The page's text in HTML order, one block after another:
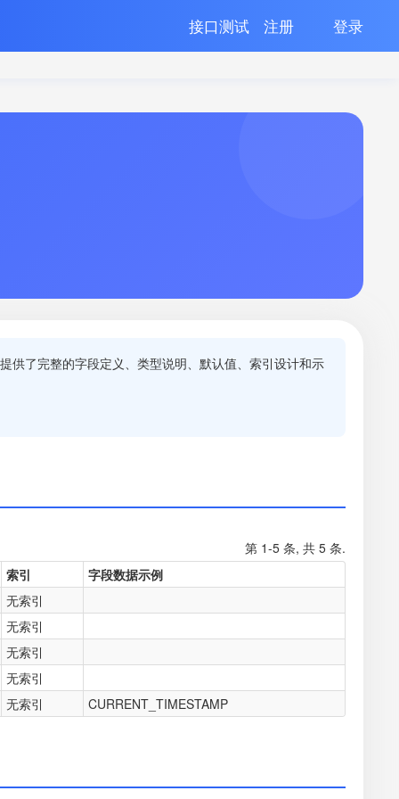
接口测试 注册 登录
供了完整的字段定义、类型说明、默认值、索引设计和示
第 1-5 条, 共 5 条.
索引
字段数据示例
无索引
无索引
无索引
无索引
无索引
CURRENT_TIMESTAMP